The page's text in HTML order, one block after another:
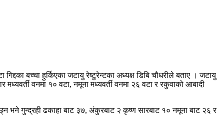
बच्चा हुर्किएका जटायु रेष्टुरेन्टका अध्यक्ष डिबि चौधरीले बताए । जटायु
वनमा १० वटा, नमूना मध्यवर्ती वनमा २६ वटा र रकुवाको आबादी
भने गुन्द्रही ढकाहा बाट ३७, अंकुरबाट २ कृष्ण सारबाट १० नमूना बाट २६ र